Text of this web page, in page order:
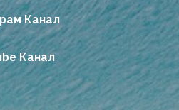
Канал
Канал